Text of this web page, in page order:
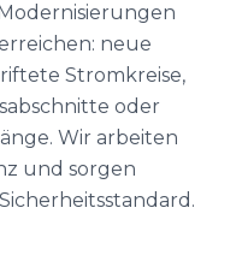
neue
Stromkreise,
oder
Wir arbeiten
und sorgen